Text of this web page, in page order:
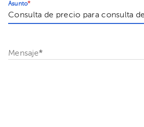
Asunto*
Mensaje*